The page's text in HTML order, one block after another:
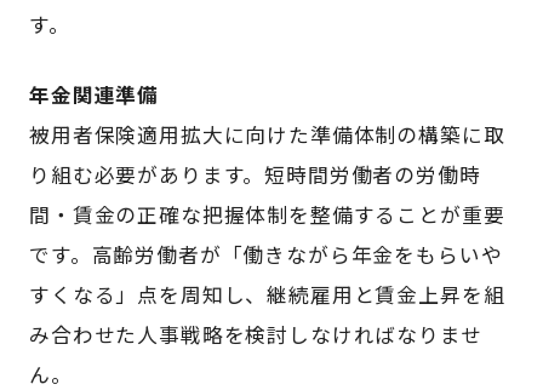
す。
年金関連準備
被用者保険適用拡大に向けた準備体制の構築に取
り組む必要があります。短時間労働者の労働時
間・賃金の正確な把握体制を整備することが重要
です。高齢労働者が「働きながら年金をもらいや
すくなる」点を周知し、継続雇用と賃金上昇を組
み合わせた人事戦略を検討しなければなりませ
ん。